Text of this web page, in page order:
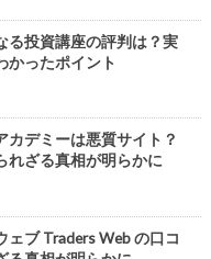
る投資講座の評判は？実
かったポイント
カデミーは悪質サイト？
れざる真相が明らかに
ェブ Traders Web の口コ